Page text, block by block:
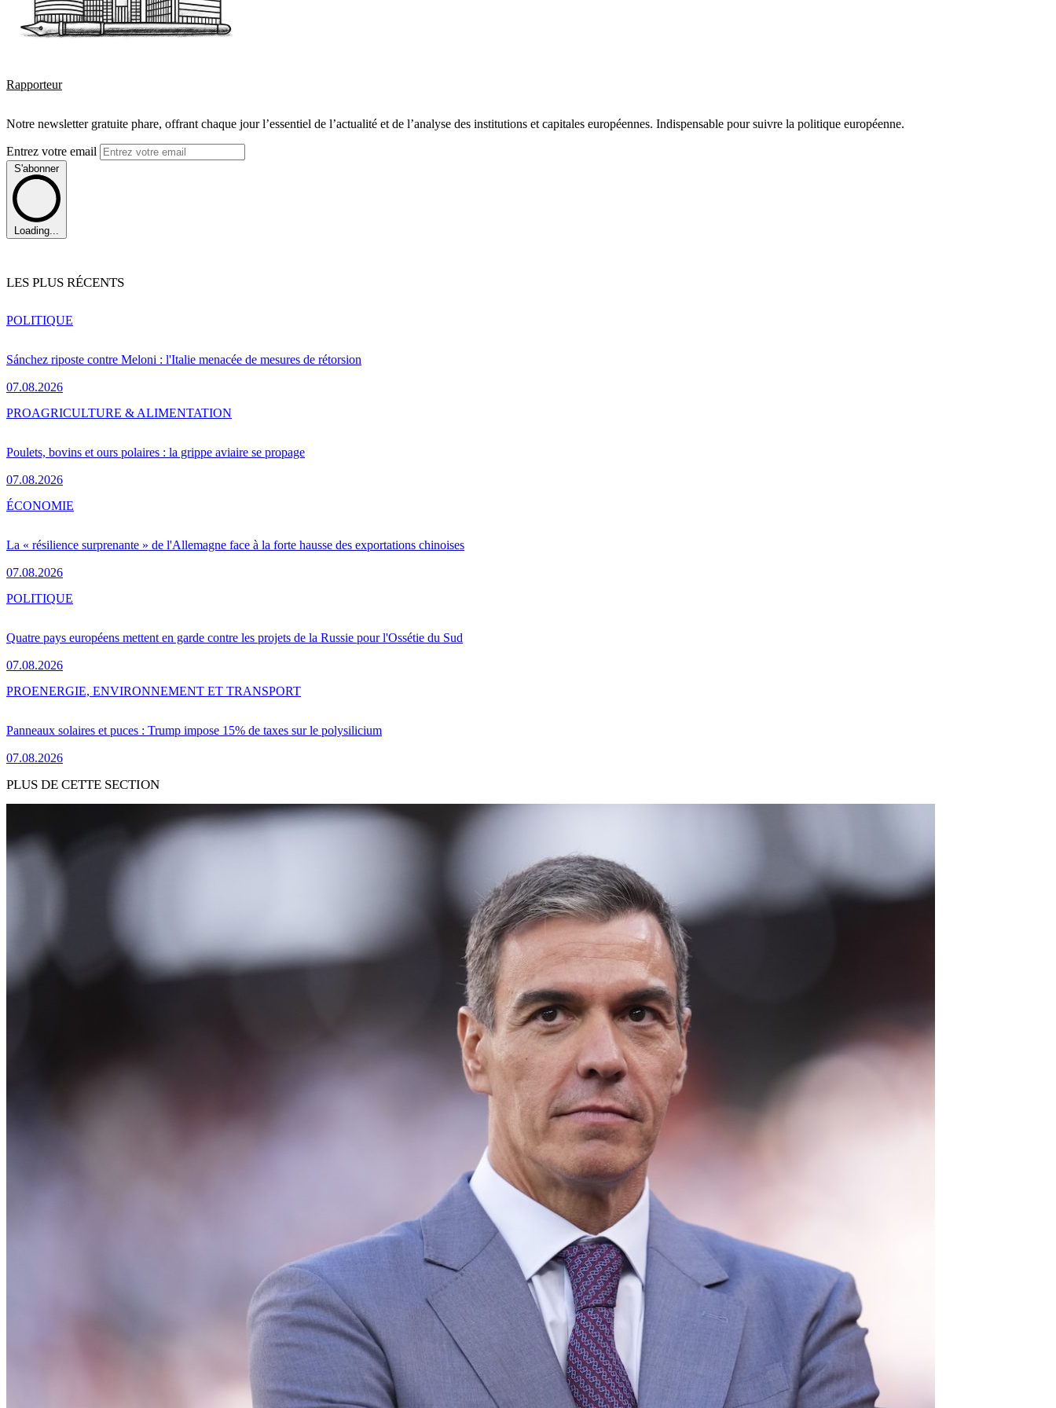
Rapporteur
Notre newsletter gratuite phare, offrant chaque jour l’essentiel de l’actualité et de l’analyse des institutions et capitales européennes. Indispensable pour suivre la politique européenne.
Entrez votre email
S'abonner
Loading...
LES PLUS RÉCENTS
Sánchez riposte contre Meloni : l'Italie menacée de mesures de rétorsion
07.08.2026
POLITIQUE
Poulets, bovins et ours polaires : la grippe aviaire se propage
07.08.2026
PROAGRICULTURE & ALIMENTATION
La « résilience surprenante » de l'Allemagne face à la forte hausse des exportations chinoises
07.08.2026
ÉCONOMIE
Quatre pays européens mettent en garde contre les projets de la Russie pour l'Ossétie du Sud
07.08.2026
POLITIQUE
Panneaux solaires et puces : Trump impose 15% de taxes sur le polysilicium
07.08.2026
PROENERGIE, ENVIRONNEMENT ET TRANSPORT
PLUS DE CETTE SECTION